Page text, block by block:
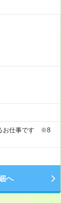
お仕事です ※8
へ